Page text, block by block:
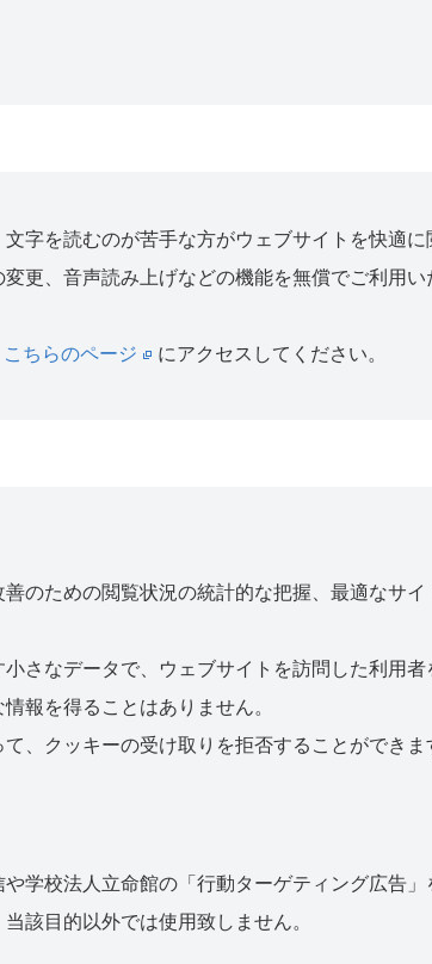
字を読むのが苦手な方がウェブサイトを快適
更、音声読み上げなどの機能を無償でご利用い
こちらのページ にアクセスしてください。
のための閲覧状況の統計的な把握、最適なサイ
さなデータで、ウェブサイトを訪問した利用
報を得ることはありません。
、クッキーの受け取りを拒否することができ
学校法人立命館の「行動ターゲティング広告
該目的以外では使用致しません。